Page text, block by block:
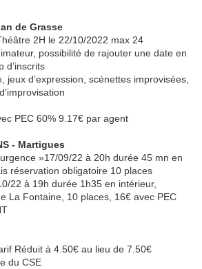
de Grasse
2H le 22/10/2022 max 24
possibilité de rajouter une date en
d’inscrits
jeux d’expression, scénettes improvisées,
PEC 60% 9.17€ par agent
- Martigues
»17/09/22 à 20h durée 45 mn en
réservation obligatoire 10 places
22 à 19h durée 1h35 en intérieur,
La Fontaine, 10 places, 16€ avec PEC
Réduit à 4.50€ au lieu de 7.50€
du CSE